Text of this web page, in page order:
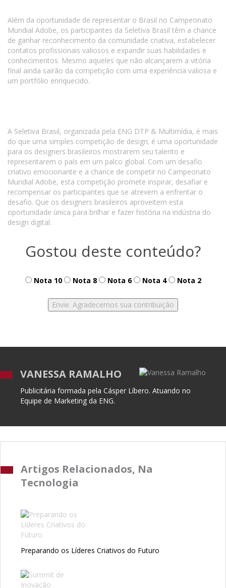
Além da oportunidade de representar o Brasil no Campeonato
Mundial Adobe, os participantes da Seletiva Brasil têm a chance
de ganhar reconhecimento da comunidade criativa, estabelecer
contatos profissionais valiosos e expandir suas habilidades e
conhecimentos. Mesmo aqueles que não alcançarem a vitória
final ainda sairão da competição com uma experiência valiosa e
um portfólio enriquecido.
A Seletiva Brasil, organizada pela ENG DTP & Multimídia, é mais
do que uma simples competição de design; é uma oportunidade
para os designers brasileiros mostrarem seu talento e
representarem o país em um palco global. Com um desafio
criativo emocionante e a chance de competir no Campeonato
Mundial Adobe, esta competição promete inspirar, desafiar e
recompensar os participantes que se atrevem a enfrentar o
desafio. Que os designers brasileiros aproveitem esta
oportunidade única para brilhar e fazer história na indústria do
design digital.
Gostou deste conteúdo?
Nota 10 Nota 8 Nota 6 Nota 4 Nota 2
VANESSA RAMALHO
Publicitária formada pela Cásper Líbero. Atuando no
Equipe de Marketing da ENG.
Artigos Relacionados, Na
Tecnologia
Preparando os Líderes Criativos do Futuro